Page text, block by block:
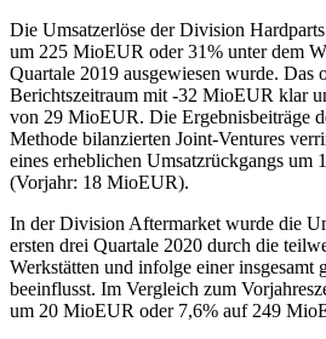
Die Umsatzerlöse der Division
um 225 MioEUR oder 31% unter dem
Quartale 2019 ausgewiesen wurde. Das
Berichtszeitraum mit -32 MioEUR klar
von 29 MioEUR. Die Ergebnisbeiträge
Methode bilanzierten Joint-Ventures
eines erheblichen Umsatzrückgangs
(Vorjahr: 18 MioEUR).
In der Division Aftermarket wurde die
ersten drei Quartale 2020 durch die
Werkstätten und infolge einer insgesamt
beeinflusst. Im Vergleich zum
um 20 MioEUR oder 7,6% auf 249